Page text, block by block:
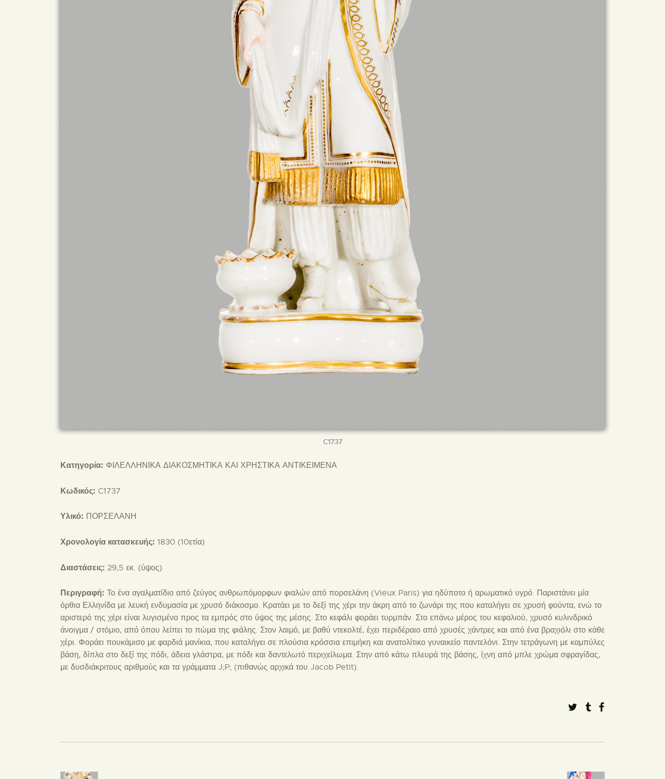
C1737
Κατηγορία: ΦΙΛΕΛΛΗΝΙΚΑ ΔΙΑΚΟΣΜΗΤΙΚΑ ΚΑΙ ΧΡΗΣΤΙΚΑ ΑΝΤΙΚΕΙΜΕΝΑ
Κωδικός: C1737
Υλικό: ΠΟΡΣΕΛΑΝΗ
Χρονολογία κατασκευής: 1830 (10ετία)
Διαστάσεις: 29,5 εκ. (ύψος)
Περιγραφή: Το ένα αγαλματίδιο από ζεύγος ανθρωπόμορφων φιαλών από πορσελάνη (Vieux Paris) για ηδύποτο ή αρωματικό υγρό. Παριστάνει μία
όρθια Ελληνίδα με λευκή ενδυμασία με χρυσό διάκοσμο. Κρατάει με το δεξί της χέρι την άκρη από το ζωνάρι της που καταλήγει σε χρυσή φούντα, ενώ το
αριστερό της χέρι είναι λυγισμένο προς τα εμπρός στο ύψος της μέσης. Στο κεφάλι φοράει τυρμπάν. Στο επάνω μέρος του κεφαλιού, χρυσό κυλινδρικό
άνοιγμα / στόμιο, από όπου λείπει το πώμα της φιάλης. Στον λαιμό, με βαθύ ντεκολτέ, έχει περιδέραιο από χρυσές χάντρες και από ένα βραχιόλι στο κάθε
χέρι. Φοράει πουκάμισο με φαρδιά μανίκια, που καταλήγει σε πλούσια κρόσσια επιμήκη και ανατολίτικο γυναικείο παντελόνι. Στην τετράγωνη με καμπύλες
βάση, δίπλα στο δεξί της πόδι, άδεια γλάστρα, με πόδι και δαντελωτό περιχείλωμα. Στην από κάτω πλευρά της βάσης, ίχνη από μπλε χρώμα σφραγίδας,
με δυσδιάκριτους αριθμούς και τα γράμματα J;P; (πιθανώς αρχικά του Jacob Petit).